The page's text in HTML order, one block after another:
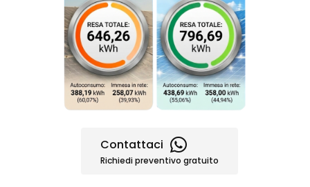
Contattaci
Richiedi preventivo gratuito